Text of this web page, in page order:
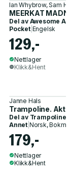
Ian Whybrow, Sam
MEERKAT
Del av Awesome
Pocket| Engelsk
129,-
Nettlager
Klikk&Hent
Janne Hals
Trampoline.
Del av Trampoline
Annet| Norsk,
179,-
Nettlager
Klikk&Hent